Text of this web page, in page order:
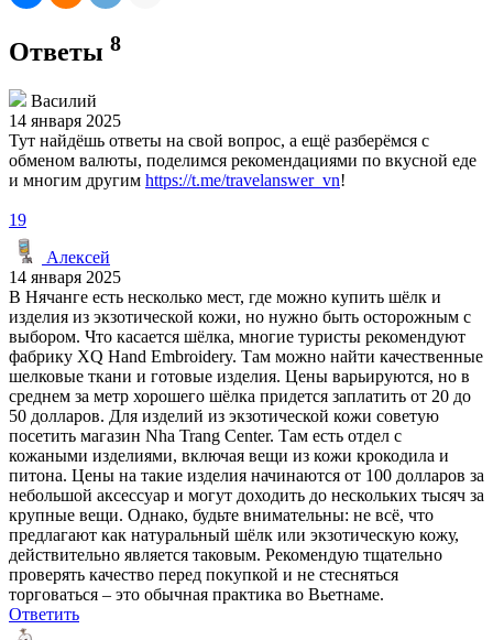
Ответы 8
Василий
14 января 2025
Тут найдёшь ответы на свой вопрос, а ещё разберёмся с
обменом валюты, поделимся рекомендациями по вкусной еде
и многим другим https://t.me/travelanswer_vn!
19
Алексей
14 января 2025
В Нячанге есть несколько мест, где можно купить шёлк и
изделия из экзотической кожи, но нужно быть осторожным с
выбором. Что касается шёлка, многие туристы рекомендуют
фабрику XQ Hand Embroidery. Там можно найти качественные
шелковые ткани и готовые изделия. Цены варьируются, но в
среднем за метр хорошего шёлка придется заплатить от 20 до
50 долларов. Для изделий из экзотической кожи советую
посетить магазин Nha Trang Center. Там есть отдел с
кожаными изделиями, включая вещи из кожи крокодила и
питона. Цены на такие изделия начинаются от 100 долларов за
небольшой аксессуар и могут доходить до нескольких тысяч за
крупные вещи. Однако, будьте внимательны: не всё, что
предлагают как натуральный шёлк или экзотическую кожу,
действительно является таковым. Рекомендую тщательно
проверять качество перед покупкой и не стесняться
торговаться – это обычная практика во Вьетнаме.
Ответить